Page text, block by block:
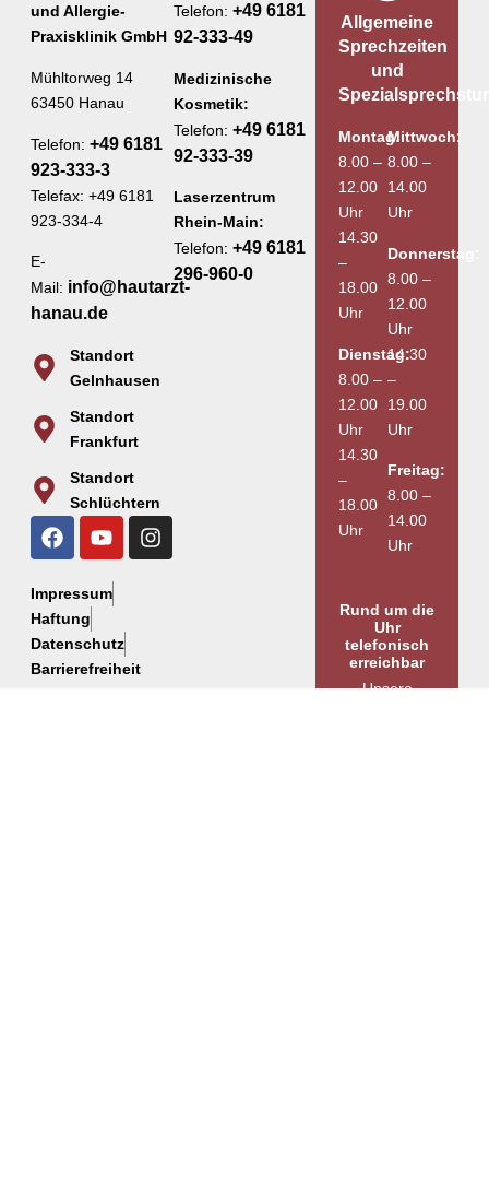
und Allergie-
Praxisklinik GmbH
Mühltorweg 14
63450 Hanau
Telefon: +49 6181
923-333-3
Telefax: +49 6181
923-334-4
E-
Mail: info@hautarzt-
hanau.de
Standort
Gelnhausen
Standort
Frankfurt
Standort
Schlüchtern
Impressum
Haftung
Datenschutz
Barrierefreiheit
Telefon: +49 6181
92-333-49
Medizinische
Kosmetik:
Telefon: +49 6181
92-333-39
Laserzentrum
Rhein-Main:
Telefon: +49 6181
296-960-0
Allgemeine
Sprechzeiten
und
Montag:
8.00 –
12.00
Uhr
14.30
–
18.00
Uhr
Dienstag:
8.00 –
12.00
Uhr
14.30
–
18.00
Uhr
Mittwoch:
8.00 –
14.00
Uhr
Donnerstag:
8.00 –
12.00
Uhr
14.30
–
19.00
Uhr
Freitag:
8.00 –
14.00
Uhr
Rund um die
Uhr
telefonisch
erreichbar
Unsere